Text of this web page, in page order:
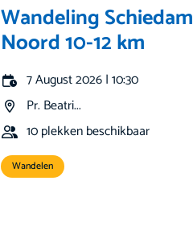
Wandeling Schiedam
Noord 10-12 km
7 August 2026 | 10:30
Pr. Beatri...
10 plekken beschikbaar
Wandelen